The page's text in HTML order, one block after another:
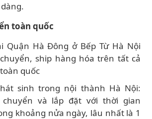
toàn quốc
Quận Hà Đông ở Bếp Từ Hà Nội
ship hàng hóa trên tất cả
quốc
sinh trong nội thành Hà Nội:
và lắp đặt với thời gian
khoảng nửa ngày, lâu nhất là 1